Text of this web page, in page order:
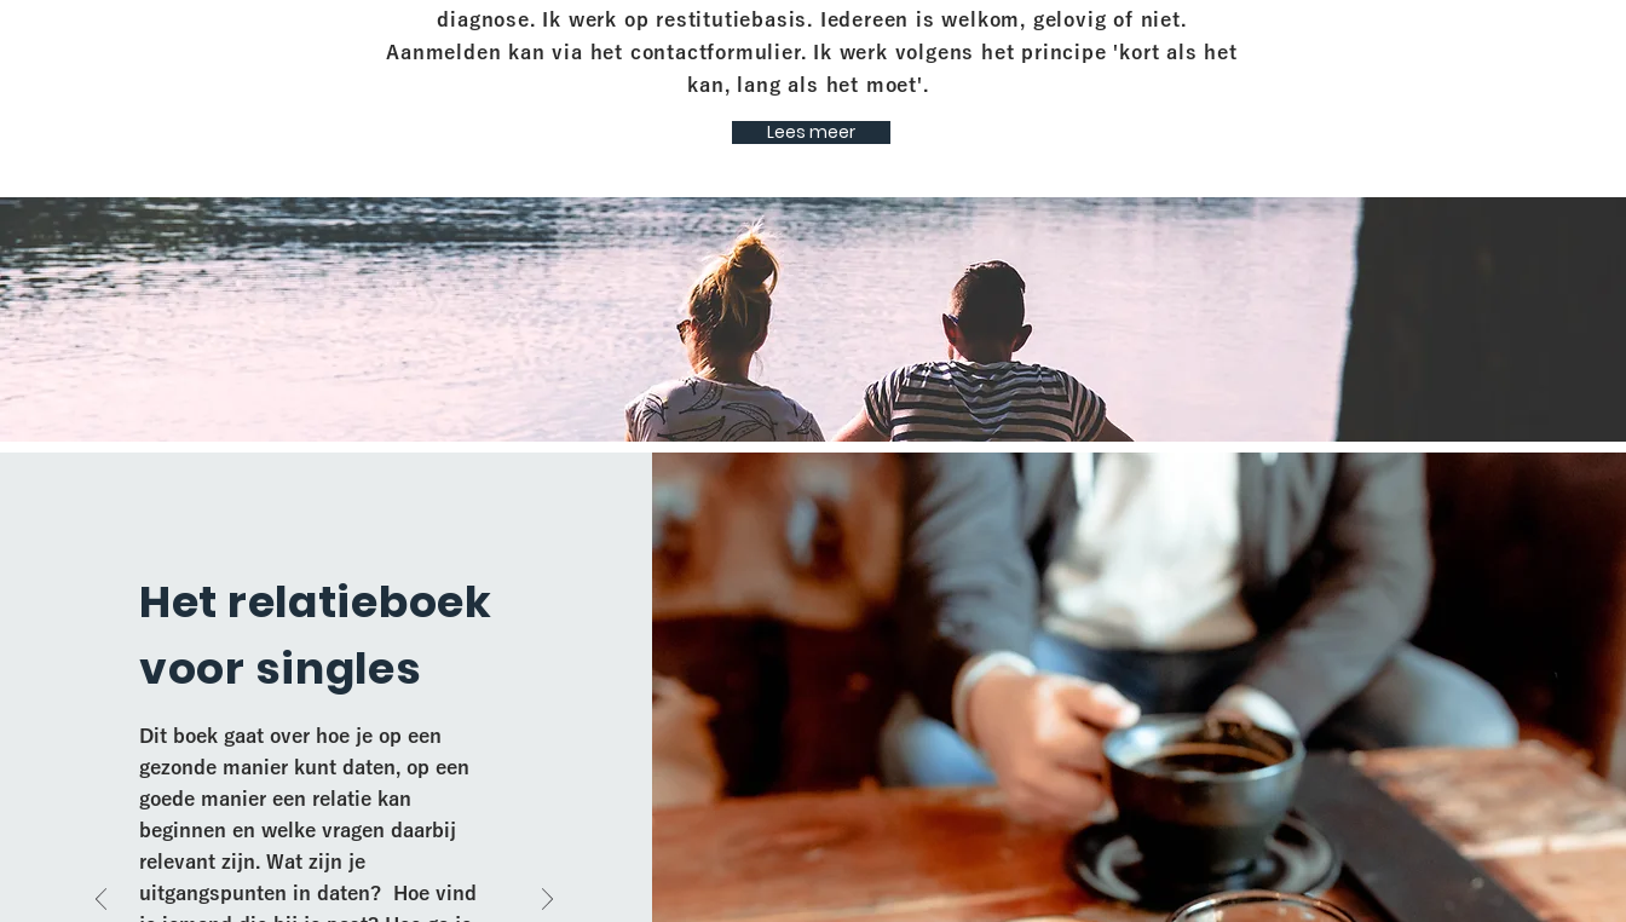
diagnose. Ik werk op restitutiebasis. Iedereen is welkom, gelovig of niet.
Aanmelden kan via het contactformulier. Ik werk volgens het principe 'kort als het
kan, lang als het moet'.
Lees meer
Het relatieboek
voor singles
Dit boek gaat over hoe je op een
gezonde manier kunt daten, op een
goede manier een relatie kan
beginnen en welke vragen daarbij
relevant zijn. Wat zijn je
uitgangspunten in daten? Hoe vind